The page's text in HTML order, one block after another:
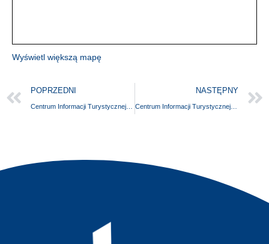
Wyświetl większą mapę
POPRZEDNI NASTĘPNY
Centrum Informacji Turystycznej w Szczecinku